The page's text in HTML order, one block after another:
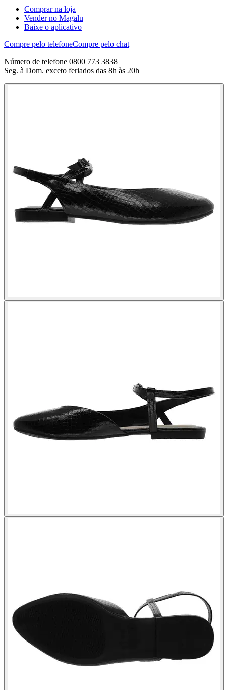
Comprar na loja
Vender no Magalu
Baixe o aplicativo
Compre pelo telefoneCompre pelo chat
Número de telefone 0800 773 3838
Seg. à Dom. exceto feriados das 8h às 20h